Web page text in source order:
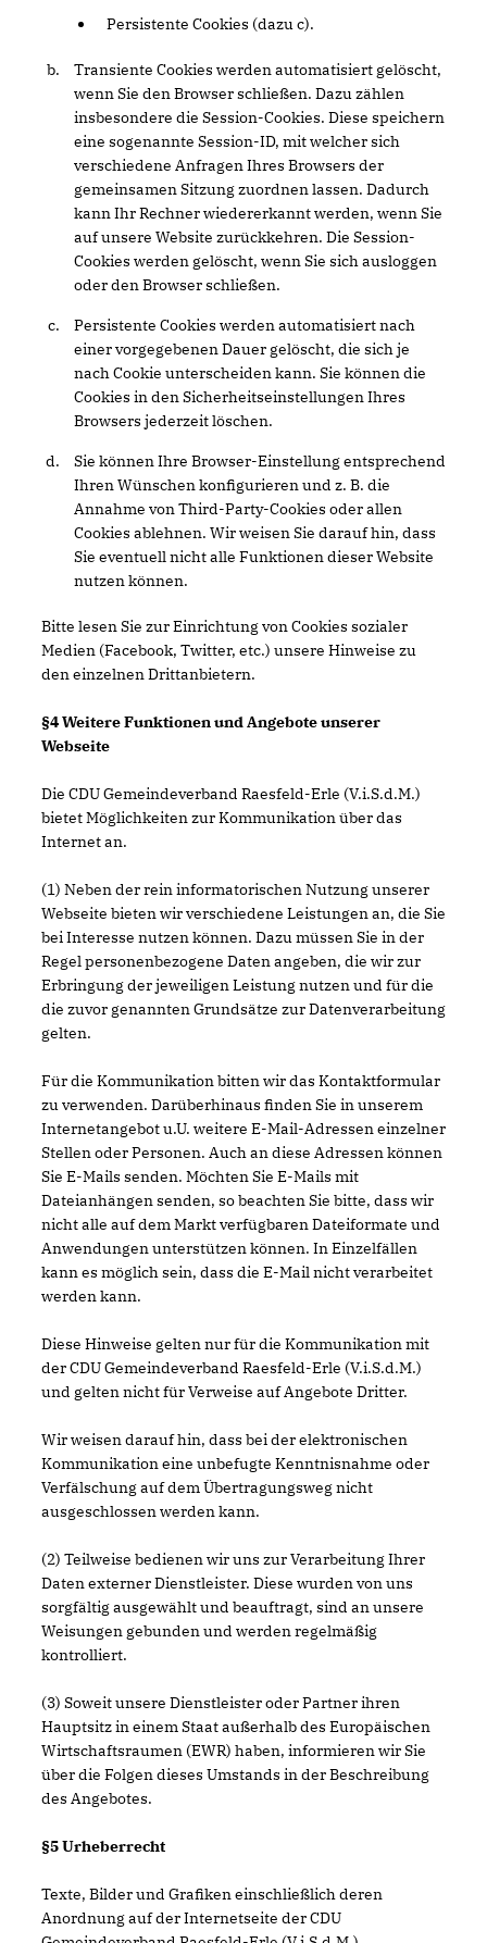
Persistente Cookies (dazu c).
Transiente Cookies werden automatisiert gelöscht,
wenn Sie den Browser schließen. Dazu zählen
insbesondere die Session-Cookies. Diese speichern
eine sogenannte Session-ID, mit welcher sich
verschiedene Anfragen Ihres Browsers der
gemeinsamen Sitzung zuordnen lassen. Dadurch
kann Ihr Rechner wiedererkannt werden, wenn Sie
auf unsere Website zurückkehren. Die Session-
Cookies werden gelöscht, wenn Sie sich ausloggen
oder den Browser schließen.
Persistente Cookies werden automatisiert nach
einer vorgegebenen Dauer gelöscht, die sich je
nach Cookie unterscheiden kann. Sie können die
Cookies in den Sicherheitseinstellungen Ihres
Browsers jederzeit löschen.
Sie können Ihre Browser-Einstellung entsprechend
Ihren Wünschen konfigurieren und z. B. die
Annahme von Third-Party-Cookies oder allen
Cookies ablehnen. Wir weisen Sie darauf hin, dass
Sie eventuell nicht alle Funktionen dieser Website
nutzen können.
Bitte lesen Sie zur Einrichtung von Cookies sozialer
Medien (Facebook, Twitter, etc.) unsere Hinweise zu
den einzelnen Drittanbietern.
§4 Weitere Funktionen und Angebote unserer
Webseite
Die CDU Gemeindeverband Raesfeld-Erle (V.i.S.d.M.)
bietet Möglichkeiten zur Kommunikation über das
Internet an.
(1) Neben der rein informatorischen Nutzung unserer
Webseite bieten wir verschiedene Leistungen an, die Sie
bei Interesse nutzen können. Dazu müssen Sie in der
Regel personenbezogene Daten angeben, die wir zur
Erbringung der jeweiligen Leistung nutzen und für die
die zuvor genannten Grundsätze zur Datenverarbeitung
gelten.
Für die Kommunikation bitten wir das Kontaktformular
zu verwenden. Darüberhinaus finden Sie in unserem
Internetangebot u.U. weitere E-Mail-Adressen einzelner
Stellen oder Personen. Auch an diese Adressen können
Sie E-Mails senden. Möchten Sie E-Mails mit
Dateianhängen senden, so beachten Sie bitte, dass wir
nicht alle auf dem Markt verfügbaren Dateiformate und
Anwendungen unterstützen können. In Einzelfällen
kann es möglich sein, dass die E-Mail nicht verarbeitet
werden kann.
Diese Hinweise gelten nur für die Kommunikation mit
der CDU Gemeindeverband Raesfeld-Erle (V.i.S.d.M.)
und gelten nicht für Verweise auf Angebote Dritter.
Wir weisen darauf hin, dass bei der elektronischen
Kommunikation eine unbefugte Kenntnisnahme oder
Verfälschung auf dem Übertragungsweg nicht
ausgeschlossen werden kann.
(2) Teilweise bedienen wir uns zur Verarbeitung Ihrer
Daten externer Dienstleister. Diese wurden von uns
sorgfältig ausgewählt und beauftragt, sind an unsere
Weisungen gebunden und werden regelmäßig
kontrolliert.
(3) Soweit unsere Dienstleister oder Partner ihren
Hauptsitz in einem Staat außerhalb des Europäischen
Wirtschaftsraumen (EWR) haben, informieren wir Sie
über die Folgen dieses Umstands in der Beschreibung
des Angebotes.
§5 Urheberrecht
Texte, Bilder und Grafiken einschließlich deren
Anordnung auf der Internetseite der CDU